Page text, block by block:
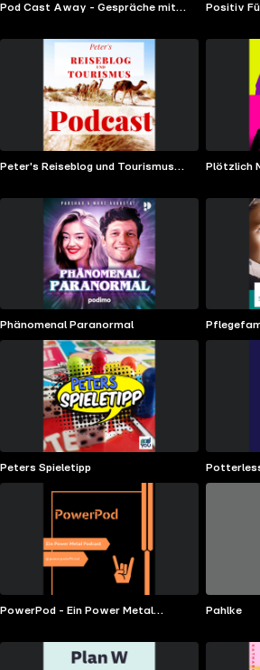
Pod Cast Away - Gespräche mit
Positiv
Peter's Reiseblog und Tourismus
Plötzlich
Phänomenal Paranormal
Peters Spieletipp
PowerPod - Ein Power Metal
Pahlke